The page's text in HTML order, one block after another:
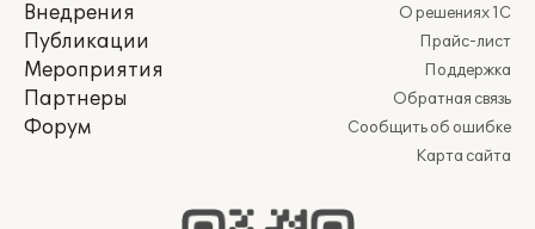
Внедрения
Публикации
Мероприятия
Партнеры
Форум
О решениях 1С
Прайс-лист
Поддержка
Обратная связь
Сообщить об ошибке
Карта сайта